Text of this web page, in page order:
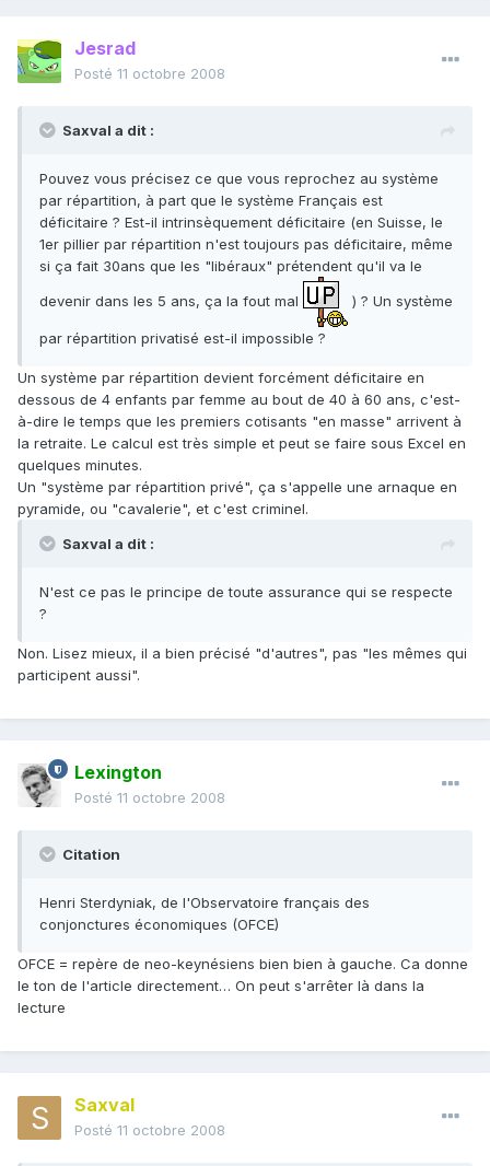
Jesrad
Posté 11 octobre 2008
Saxval a dit :
Pouvez vous précisez ce que vous reprochez au système
par répartition, à part que le système Français est
déficitaire ? Est-il intrinsèquement déficitaire (en Suisse, le
1er pillier par répartition n'est toujours pas déficitaire, même
si ça fait 30ans que les "libéraux" prétendent qu'il va le
devenir dans les 5 ans, ça la fout mal
) ? Un système
par répartition privatisé est-il impossible ?
Un système par répartition devient forcément déficitaire en
dessous de 4 enfants par femme au bout de 40 à 60 ans, c'est-
à-dire le temps que les premiers cotisants "en masse" arrivent à
la retraite. Le calcul est très simple et peut se faire sous Excel en
quelques minutes.
Un "système par répartition privé", ça s'appelle une arnaque en
pyramide, ou "cavalerie", et c'est criminel.
Saxval a dit :
N'est ce pas le principe de toute assurance qui se respecte
?
Non. Lisez mieux, il a bien précisé "d'autres", pas "les mêmes qui
participent aussi".
Lexington
Posté 11 octobre 2008
Citation
Henri Sterdyniak, de l'Observatoire français des
conjonctures économiques (OFCE)
OFCE = repère de neo-keynésiens bien bien à gauche. Ca donne
le ton de l'article directement… On peut s'arrêter là dans la
lecture
Saxval
Posté 11 octobre 2008